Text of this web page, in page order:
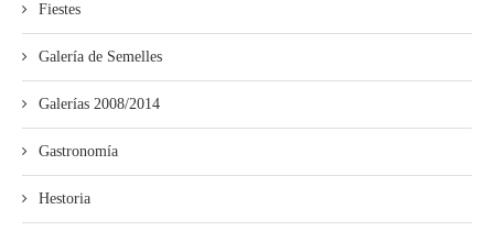
Fiestes
Galería de Semelles
Galerías 2008/2014
Gastronomía
Hestoria